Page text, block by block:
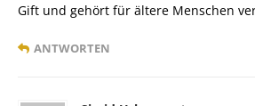
Gift und gehört für ältere Menschen
ANTWORTEN